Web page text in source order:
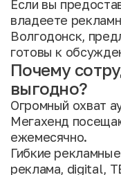
Если вы
владеете
Волгодонск,
готовы к
Почему
выгодно?
Огромный охват
Мегахенд
ежемесячно.
Гибкие
реклама, digital,